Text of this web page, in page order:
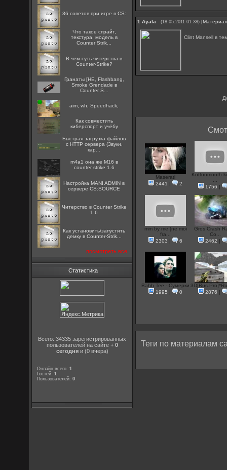
36 советов при игре в CS:
Что такое спрайт,
текстура, модель в
Counter Strik...
В чем суть читерства в
Counter-Strike?
Гранаты [HE, Flashbang,
Smoke Grendade в
Counter S...
aim, wh, Speedhack,
Как совместить
киберспорт и учёбу
Быстрая загрузка файлов
с HTTP сервера (Звуки,
кар...
m4a1 она же M16 в
counter strike 1.6
Настройка MANI ADMIN в
сервере CS:SOURCE
Читерство в Counter Strike
1.6
Как установить\запустить
демку в Counter-Strik...
посмотреть все
Статистика
Всего: 34335 зарегистрированных
пользователей на сайте + 0
сегодняи (0 вчера)
Онлайн всего:1
Гостей:1
Пользователей:0
1 Ayala (18.05.2011 01:38) [
Clint Mansell в
Maserati
2441 | 2
Kottonmouth
1756 |
mm by me [ne moi
fra...
2303 | 6
Gros Crash
Co...
2462 |
Bahh Tee - Сумерки
1995 | 0
2876 |
Теги по материалам